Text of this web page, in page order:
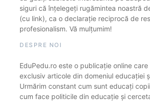
siguri că înțelegeți rugămintea noastră
(cu link), ca o declarație reciprocă de
profesionalism. Vă mulțumim!
DESPRE NOI
EduPedu.ro este o publicație online
exclusiv articole din domeniul educației
Urmărim constant cum sunt educați
cum face politicile din educație și